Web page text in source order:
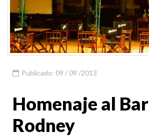
Publicado: 09 / 09 /2013
Homenaje al Bar
Rodney